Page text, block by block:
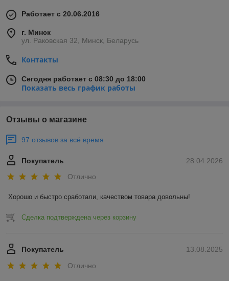
Работает с 20.06.2016
г. Минск
ул. Раковская 32, Минск, Беларусь
Контакты
Сегодня работает с 08:30 до 18:00
Показать весь график работы
Отзывы о магазине
97 отзывов за всё время
28.04.2026
Покупатель
Отлично
Хорошо и быстро сработали, качеством товара довольны!
Сделка подтверждена через корзину
13.08.2025
Покупатель
Отлично